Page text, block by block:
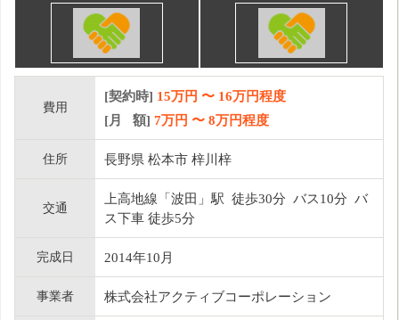
費用
[契約時] 15万円 〜 16万円程度
[月 額] 7万円 〜 8万円程度
住所 長野県 松本市 梓川梓
交通
上高地線「波田」駅 徒歩30分 バス10分 バ
ス下車 徒歩5分
完成日 2014年10月
事業者 株式会社アクティブコーポレーション